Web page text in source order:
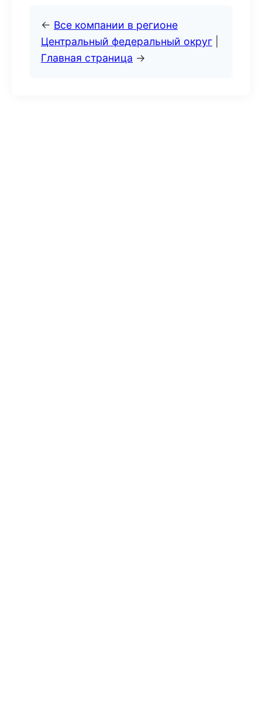
← Все компании в регионе
Центральный федеральный округ
Главная страница →